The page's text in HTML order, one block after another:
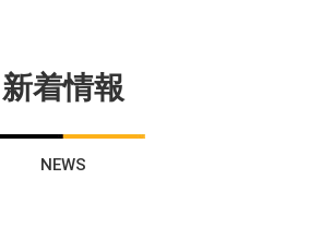
新着情報
NEWS